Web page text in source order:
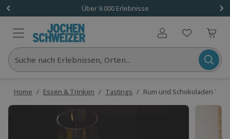
Über 9.000 Erlebnisse
Benutzerkonto
Suche nach Erlebnissen, Orten...
Home / Essen & Trinken / Tastings / Rum und Schokoladen